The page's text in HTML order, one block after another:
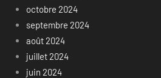
octobre 2024
septembre 2024
août 2024
juillet 2024
juin 2024